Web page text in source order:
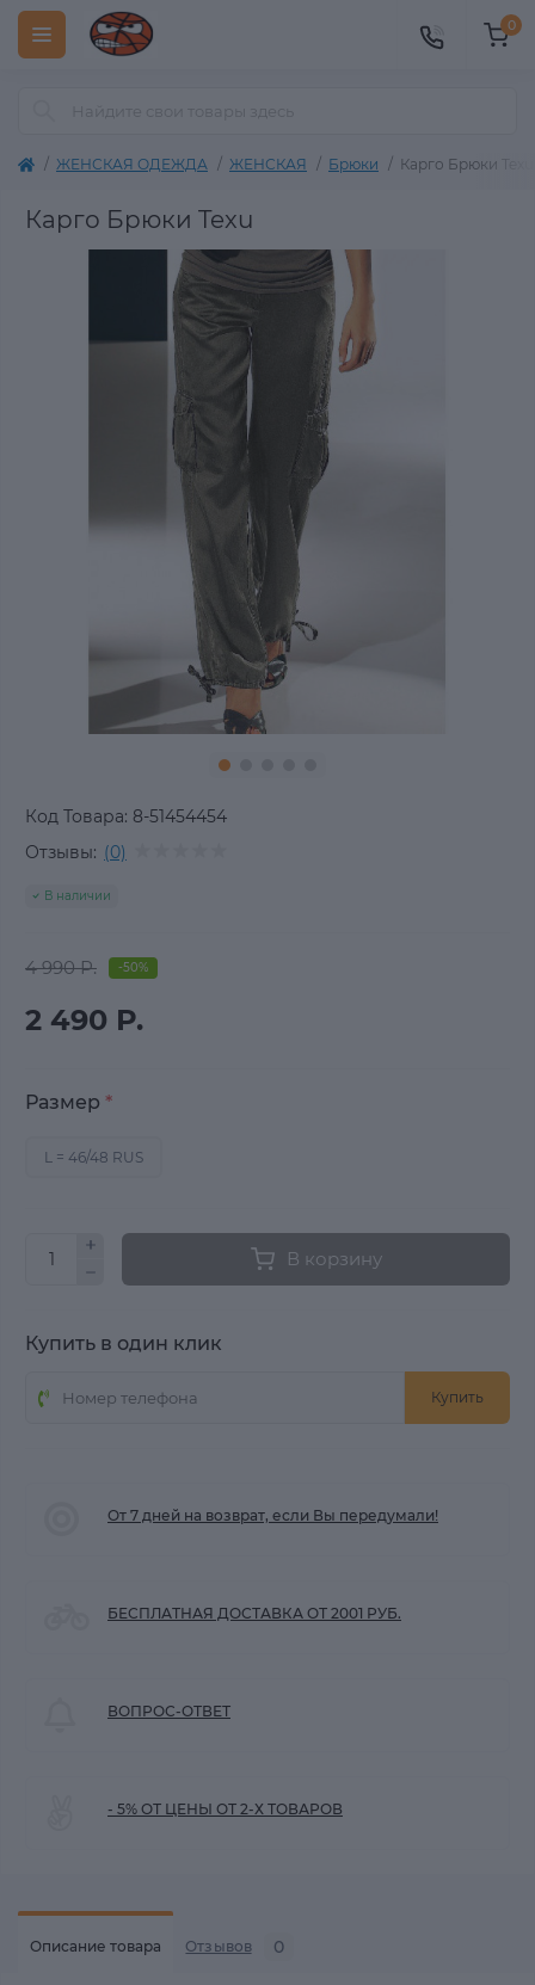
0
ЖЕНСКАЯ ОДЕЖДА ЖЕНСКАЯ Брюки Карго Брюки Texu
Карго Брюки Texu
Код Товара: 8-51454454
Отзывы: (0)
В наличии
4 990 Р. -50%
2 490 Р.
Размер *
L = 46/48 RUS
В корзину
Купить в один клик
Купить
От 7 дней на возврат, если Вы передумали!
БЕСПЛАТНАЯ ДОСТАВКА ОТ 2001 РУБ.
ВОПРОС-ОТВЕТ
- 5% ОТ ЦЕНЫ ОТ 2-Х ТОВАРОВ
Описание товара Отзывов 0